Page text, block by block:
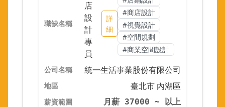
店
設
計
專
員
詳
細
#商店設計
#視覺設計
#空間規劃
#商業空間設計
統一生活事業股份有限公司
臺北市 內湖區
月薪 37000 ~ 以上